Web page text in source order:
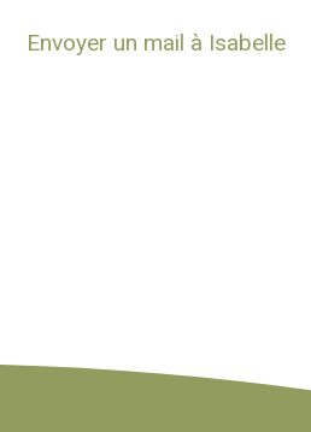
Envoyer un mail à Isabelle